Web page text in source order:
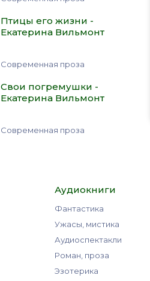
Птицы его жизни -
Екатерина Вильмонт
Современная проза
Свои погремушки -
Екатерина Вильмонт
Современная проза
Аудиокниги
Фантастика
Ужасы, мистика
Аудиоспектакли
Роман, проза
Эзотерика